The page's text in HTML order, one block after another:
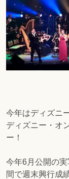
今年はディズニ
ディズニー・オ
ー！
今年6月公開の
間で週末興行成